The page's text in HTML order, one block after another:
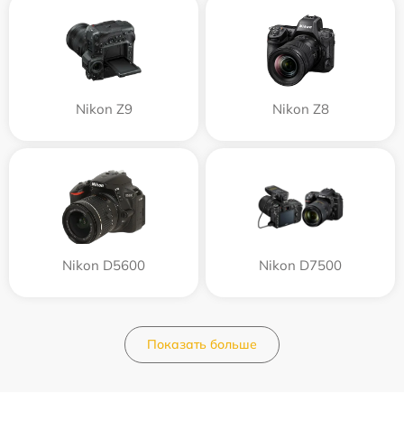
Nikon Z9 Nikon Z8
Nikon D5600 Nikon D7500
Показать больше